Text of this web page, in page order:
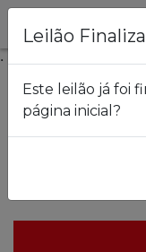
.
Frazão
2º Leilão de
Leilão
Este leilão já foi
página inicial?